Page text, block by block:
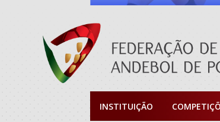
INSTITUIÇÃO